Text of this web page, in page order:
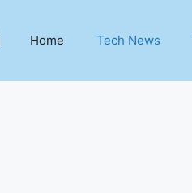
Home Tech News